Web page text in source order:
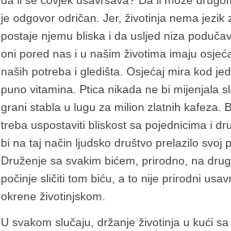
je odgovor odričan. Jer, životinja nema
postaje njemu bliska i da usljed niza
oni pored nas i u našim životima imaju
naših potreba i gledišta. Osjećaj mira kod
puno vitamina. Ptica nikada ne bi mijenjala
grani stabla u lugu za milion zlatnih kafeza.
treba uspostaviti bliskost sa pojednicima i
bi na taj način ljudsko društvo prelazilo svoj
Druženje sa svakim bićem, prirodno, na
počinje sličiti tom biću, a to nije prirodni
okrene životinjskom.
U svakom slučaju, držanje životinja u kući